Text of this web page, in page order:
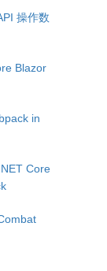
操作数
Blazor
in
Core